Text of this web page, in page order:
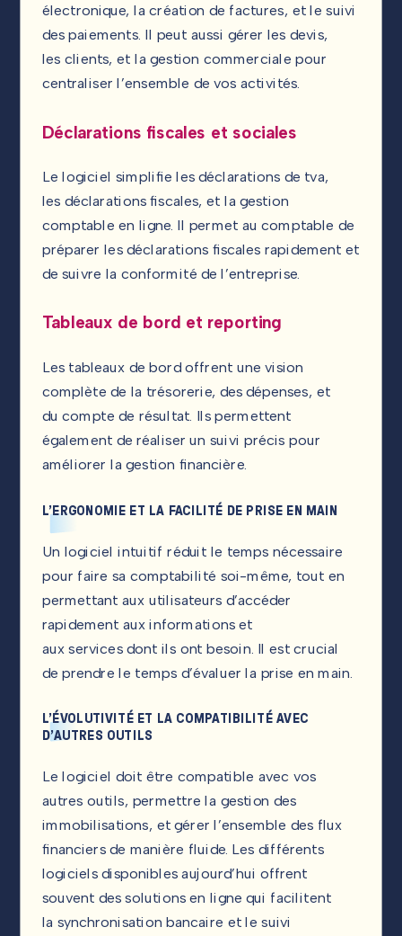
électronique, la création de factures, et le suivi
des paiements. Il peut aussi gérer les devis,
les clients, et la gestion commerciale pour
centraliser l’ensemble de vos activités.
Déclarations fiscales et sociales
Le logiciel simplifie les déclarations de tva,
les déclarations fiscales, et la gestion
comptable en ligne. Il permet au comptable de
préparer les déclarations fiscales rapidement et
de suivre la conformité de l’entreprise.
Tableaux de bord et reporting
Les tableaux de bord offrent une vision
complète de la trésorerie, des dépenses, et
du compte de résultat. Ils permettent
également de réaliser un suivi précis pour
améliorer la gestion financière.
L’ERGONOMIE ET LA FACILITÉ DE PRISE EN MAIN
Un logiciel intuitif réduit le temps nécessaire
pour faire sa comptabilité soi-même, tout en
permettant aux utilisateurs d’accéder
rapidement aux informations et
aux services dont ils ont besoin. Il est crucial
de prendre le temps d’évaluer la prise en main.
L’ÉVOLUTIVITÉ ET LA COMPATIBILITÉ AVEC
D’AUTRES OUTILS
Le logiciel doit être compatible avec vos
autres outils, permettre la gestion des
immobilisations, et gérer l’ensemble des flux
financiers de manière fluide. Les différents
logiciels disponibles aujourd’hui offrent
souvent des solutions en ligne qui facilitent
la synchronisation bancaire et le suivi